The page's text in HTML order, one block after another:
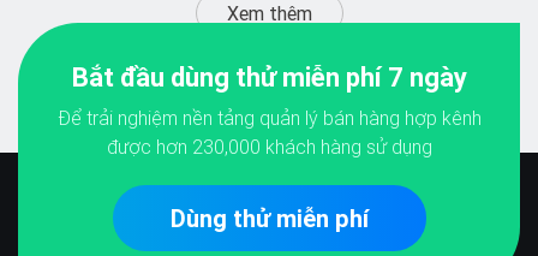
Xem thêm
Bắt đầu dùng thử miễn phí 7 ngày
Để trải nghiệm nền tảng quản lý bán hàng hợp kênh
được hơn 230,000 khách hàng sử dụng
Dùng thử miễn phí